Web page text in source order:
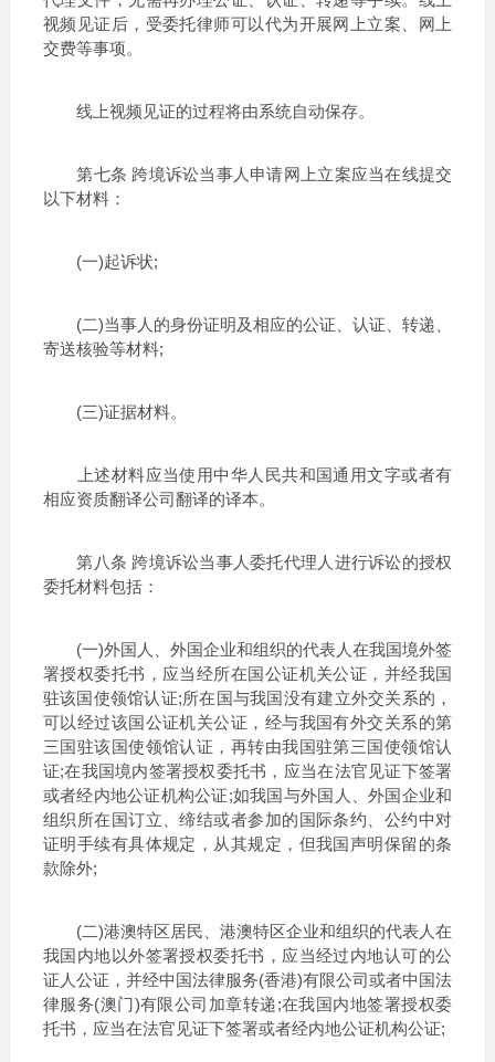
视频见证后，受委托律师可以代为开展网上立案、网上
交费等事项。
线上视频见证的过程将由系统自动保存。
第七条 跨境诉讼当事人申请网上立案应当在线提交
以下材料：
(一)起诉状;
(二)当事人的身份证明及相应的公证、认证、转递、
寄送核验等材料;
(三)证据材料。
上述材料应当使用中华人民共和国通用文字或者有
相应资质翻译公司翻译的译本。
第八条 跨境诉讼当事人委托代理人进行诉讼的授权
委托材料包括：
(一)外国人、外国企业和组织的代表人在我国境外签
署授权委托书，应当经所在国公证机关公证，并经我国
驻该国使领馆认证;所在国与我国没有建立外交关系的，
可以经过该国公证机关公证，经与我国有外交关系的第
三国驻该国使领馆认证，再转由我国驻第三国使领馆认
证;在我国境内签署授权委托书，应当在法官见证下签署
或者经内地公证机构公证;如我国与外国人、外国企业和
组织所在国订立、缔结或者参加的国际条约、公约中对
证明手续有具体规定，从其规定，但我国声明保留的条
款除外;
(二)港澳特区居民、港澳特区企业和组织的代表人在
我国内地以外签署授权委托书，应当经过内地认可的公
证人公证，并经中国法律服务(香港)有限公司或者中国法
律服务(澳门)有限公司加章转递;在我国内地签署授权委
托书，应当在法官见证下签署或者经内地公证机构公证;